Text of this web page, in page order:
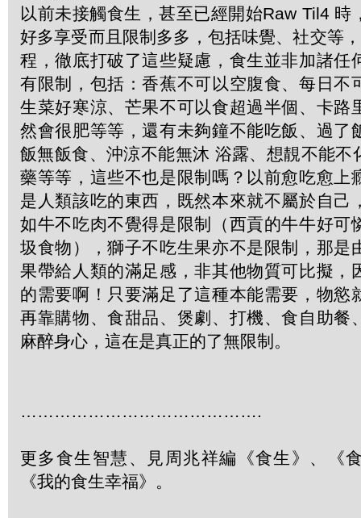
以前未接觸食生，甚至已經開始Raw Til4 時
好多享受而且限制多多，包括味覺、社交等
程，徹底打破了這些疑慮，食生並非加諸任
有限制，包括：香蕉不可以空腹食、每日不
生菜好寒涼、芒果不可以食超過半個、卡路
然會很肥等等，還有未夠鐘不能吃飯、過了
飯無飯食、沖涼不能無沐 浴露、想靚不能不
藥等等，這些不也是限制嗎？以前愈吃愈上
是人類該吃的東西，既然本來就不屬於自己
如牛不吃肉不覺得是限制（西貢的牛牛好可
圾食物），獅子不吃生果亦不是限制，那是
果帶給人類的滿足感，非其他物質可比擬，
的需要啊！只要滿足了這種本能需要，物慾
再靠購物、食甜品、煲劇、打機、食自助餐
麻醉身心，這在是真正的了無限制。
…………………………………….
更多食生智慧、見周兆祥編《食生》、《
《我的食生幸福》。